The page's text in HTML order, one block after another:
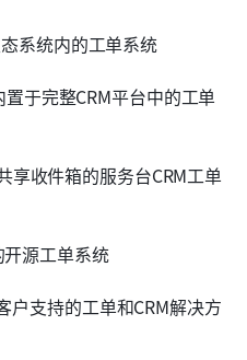
系统内的工单系统
于完整CRM平台中的工单
享收件箱的服务台CRM工单
源工单系统
支持的工单和CRM解决方